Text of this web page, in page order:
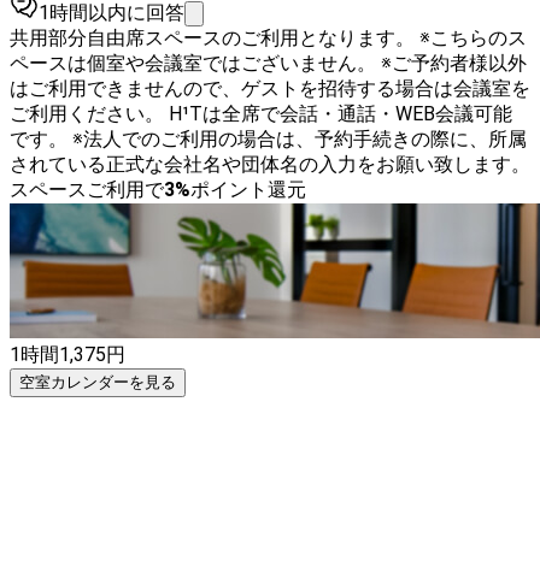
1時間以内に回答
共用部分自由席スペースのご利用となります。 ※こちらのス
ペースは個室や会議室ではございません。 ※ご予約者様以外
はご利用できませんので、ゲストを招待する場合は会議室を
ご利用ください。 H¹Tは全席で会話・通話・WEB会議可能
です。 ※法人でのご利用の場合は、予約手続きの際に、所属
されている正式な会社名や団体名の入力をお願い致します。
スペースご利用で3%ポイント還元
1時間1,375円
空室カレンダーを見る